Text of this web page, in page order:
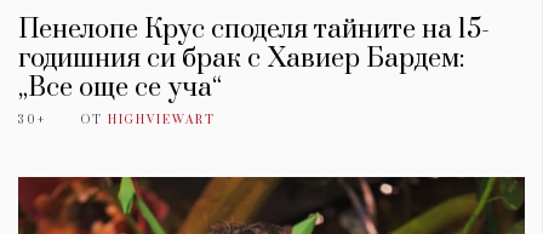
Пенелопе Крус споделя тайните на 15-
годишния си брак с Хавиер Бардем:
„Все още се уча“
30+ ОТ HIGHVIEWART